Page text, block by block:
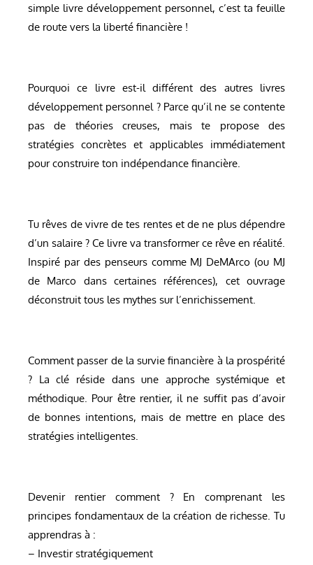
simple livre développement personnel, c’est ta feuille
de route vers la liberté financière !
Pourquoi ce livre est-il différent des autres livres
développement personnel ? Parce qu’il ne se contente
pas de théories creuses, mais te propose des
stratégies concrètes et applicables immédiatement
pour construire ton indépendance financière.
Tu rêves de vivre de tes rentes et de ne plus dépendre
d’un salaire ? Ce livre va transformer ce rêve en réalité.
Inspiré par des penseurs comme MJ DeMArco (ou MJ
de Marco dans certaines références), cet ouvrage
déconstruit tous les mythes sur l’enrichissement.
Comment passer de la survie financière à la prospérité
? La clé réside dans une approche systémique et
méthodique. Pour être rentier, il ne suffit pas d’avoir
de bonnes intentions, mais de mettre en place des
stratégies intelligentes.
Devenir rentier comment ? En comprenant les
principes fondamentaux de la création de richesse. Tu
apprendras à :
– Investir stratégiquement